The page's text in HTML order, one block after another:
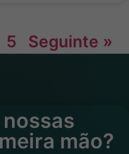
5 Seguinte »
mão?